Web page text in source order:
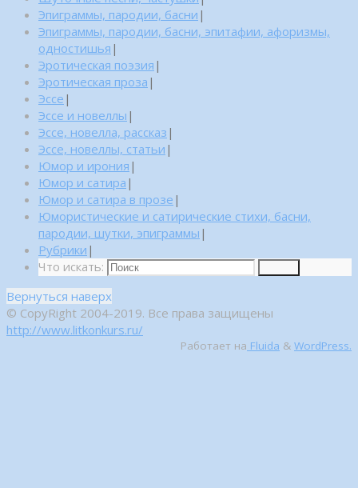
Эпиграммы, пародии, басни |
Эпиграммы, пародии, басни, эпитафии, афоризмы,
одностишья |
Эротическая поэзия |
Эротическая проза |
Эссе |
Эссе и новеллы |
Эссе, новелла, рассказ |
Эссе, новеллы, статьи |
Юмор и ирония |
Юмор и сатира |
Юмор и сатира в прозе |
Юмористические и сатирические стихи, басни,
пародии, шутки, эпиграммы |
Рубрики |
Что искать:
Вернуться наверх
© CopyRight 2004-2019. Все права защищены
http://www.litkonkurs.ru/
Работает на Fluida & WordPress.